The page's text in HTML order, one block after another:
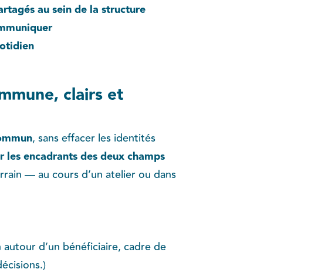
au sein de la structure
clairs et
, sans effacer les identités
les encadrants des deux champs
— au cours d’un atelier ou dans
d’un bénéficiaire, cadre de